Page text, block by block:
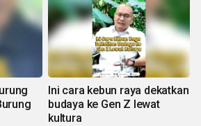
Ini cara kebun raya dekatkan
budaya ke Gen Z lewat
kultura